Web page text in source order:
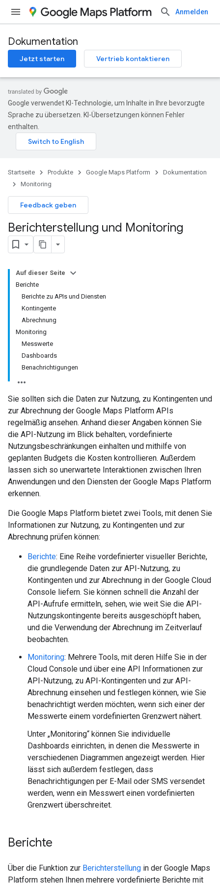
Anmelden
Dokumentation
Jetzt starten Vertrieb kontaktieren
Google verwendet KI-Technologie, um Inhalte in Ihre bevorzugte
Sprache zu übersetzen. KI-Übersetzungen können Fehler
enthalten.
Startseite Produkte Google Maps Platform
Dokumentation
Monitoring
Feedback geben
Berichterstellung und Monitoring
Auf dieser Seite
Berichte
Berichte zu APIs und Diensten
Kontingente
Abrechnung
Monitoring
Messwerte
Dashboards
Benachrichtigungen
Sie sollten sich die Daten zur Nutzung, zu Kontingenten und
zur Abrechnung der Google Maps Platform APIs
regelmäßig ansehen. Anhand dieser Angaben können Sie
die API-Nutzung im Blick behalten, vordefinierte
Nutzungsbeschränkungen einhalten und mithilfe von
geplanten Budgets die Kosten kontrollieren. Außerdem
lassen sich so unerwartete Interaktionen zwischen Ihren
Anwendungen und den Diensten der Google Maps Platform
erkennen.
Die Google Maps Platform bietet zwei Tools, mit denen Sie
Informationen zur Nutzung, zu Kontingenten und zur
Abrechnung prüfen können:
Berichte: Eine Reihe vordefinierter visueller Berichte,
die grundlegende Daten zur API-Nutzung, zu
Kontingenten und zur Abrechnung in der Google Cloud
Console liefern. Sie können schnell die Anzahl der
API-Aufrufe ermitteln, sehen, wie weit Sie die API-
Nutzungskontingente bereits ausgeschöpft haben,
und die Verwendung der Abrechnung im Zeitverlauf
beobachten.
Monitoring: Mehrere Tools, mit deren Hilfe Sie in der
Cloud Console und über eine API Informationen zur
API-Nutzung, zu API-Kontingenten und zur API-
Abrechnung einsehen und festlegen können, wie Sie
benachrichtigt werden möchten, wenn sich einer der
Messwerte einem vordefinierten Grenzwert nähert.
Unter „Monitoring“ können Sie individuelle
Dashboards einrichten, in denen die Messwerte in
verschiedenen Diagrammen angezeigt werden. Hier
lässt sich außerdem festlegen, dass
Benachrichtigungen per E-Mail oder SMS versendet
werden, wenn ein Messwert einen vordefinierten
Grenzwert überschreitet.
Berichte
Über die Funktion zur Berichterstellung in der Google Maps
Platform stehen Ihnen mehrere vordefinierte Berichte mit